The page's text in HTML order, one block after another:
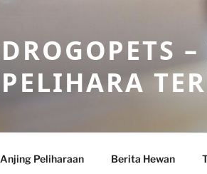
DROGOPETS
PELIHARA
Anjing Peliharaan Berita Hewan